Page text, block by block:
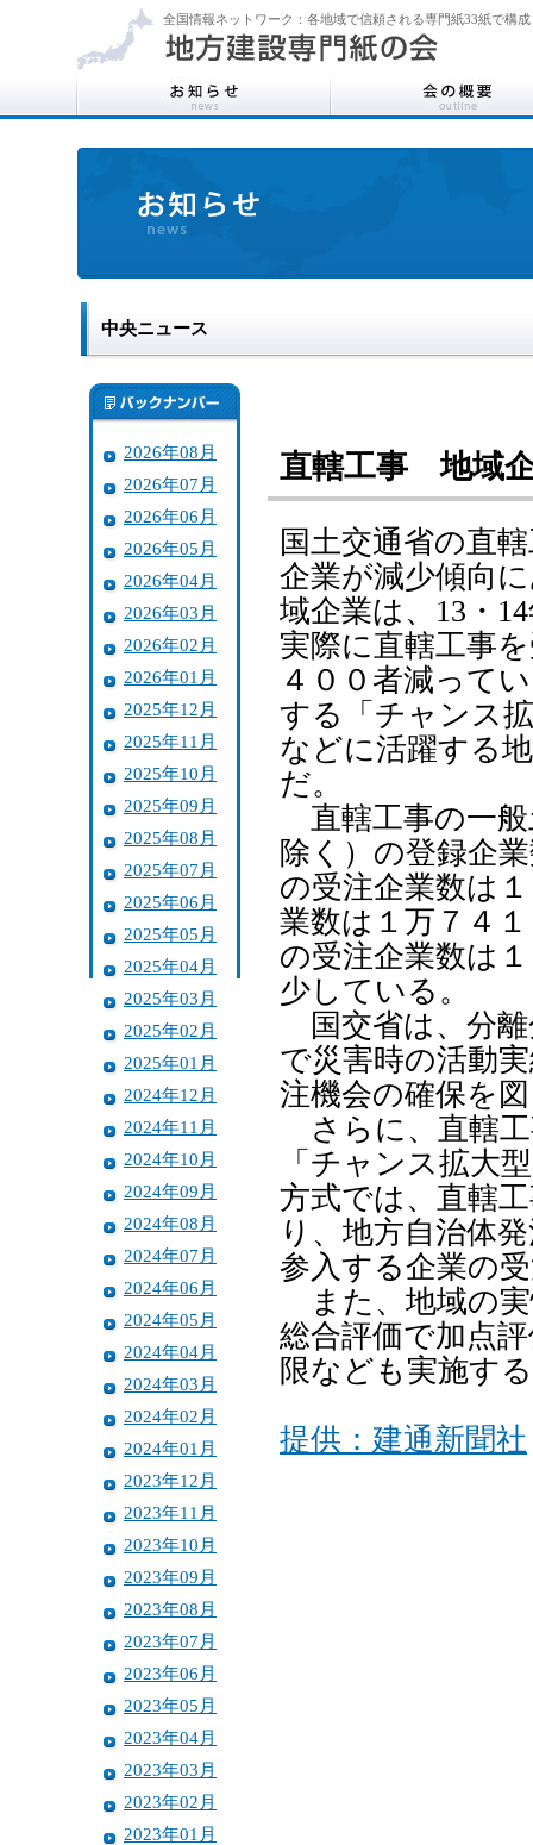
全国情報ネットワーク：各地域で信頼される専門紙33紙で構成
中央ニュース
2026年08月
2026年07月
2026年06月
2026年05月
2026年04月
2026年03月
2026年02月
2026年01月
2025年12月
2025年11月
2025年10月
2025年09月
2025年08月
2025年07月
2025年06月
2025年05月
2025年04月
2025年03月
2025年02月
2025年01月
2024年12月
2024年11月
2024年10月
2024年09月
2024年08月
2024年07月
2024年06月
2024年05月
2024年04月
2024年03月
2024年02月
2024年01月
2023年12月
2023年11月
2023年10月
2023年09月
2023年08月
2023年07月
2023年06月
2023年05月
2023年04月
2023年03月
2023年02月
2023年01月
直轄工事 地域
国土交通省の直
企業が減少傾向
域企業は、13・
実際に直轄工事
４００者減って
する「チャンス
などに活躍する
だ。
直轄工事の一般
除く）の登録企
の受注企業数は
業数は１万７４
の受注企業数は
少している。
国交省は、分離
で災害時の活動
注機会の確保を
さらに、直轄工
「チャンス拡大
方式では、直轄
り、地方自治体
参入する企業の
また、地域の実
総合評価で加点
限なども実施
提供：建通新聞社